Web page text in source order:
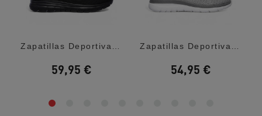
59,95 € 54,95 €